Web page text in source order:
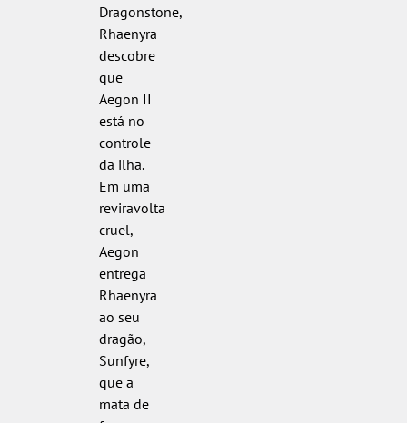
Dragonstone,
Rhaenyra
descobre
que
Aegon II
está no
controle
da ilha.
Em uma
reviravolta
cruel,
Aegon
entrega
Rhaenyra
ao seu
dragão,
Sunfyre,
que a
mata de